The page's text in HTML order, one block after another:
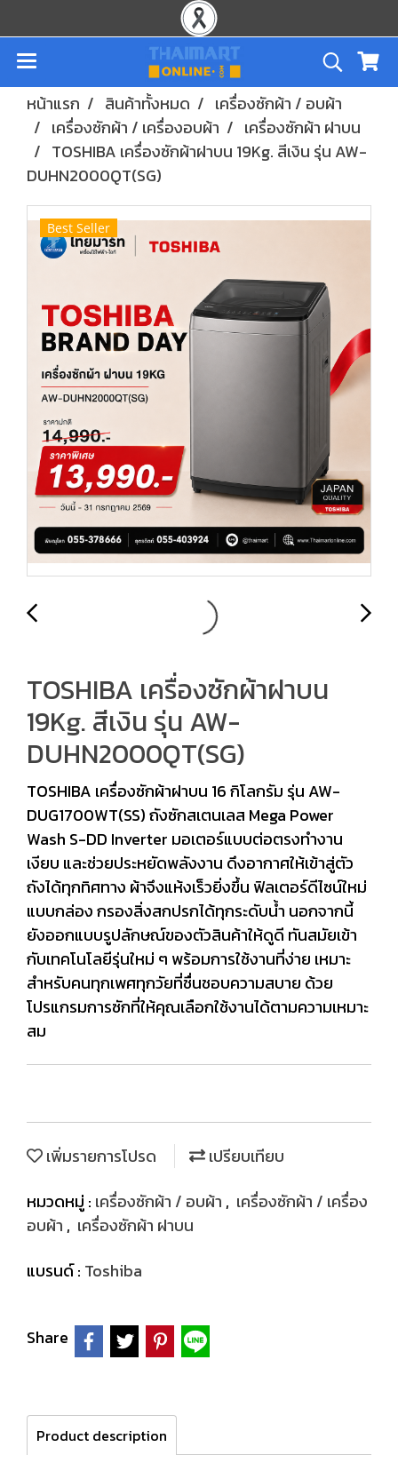
หน้าแรก สินค้าทั้งหมด
เครื่องซักผ้า / อบผ้า
เครื่องซักผ้า / เครื่องอบผ้า
เครื่องซักผ้า ฝาบน
TOSHIBA เครื่องซักผ้าฝาบน 19Kg. สีเงิน รุ่น AW-
DUHN2000QT(SG)
Best Seller
TOSHIBA เครื่องซักผ้าฝาบน
19Kg. สีเงิน รุ่น AW-
DUHN2000QT(SG)
TOSHIBA เครื่องซักผ้าฝาบน 16 กิโลกรัม รุ่น AW-
DUG1700WT(SS) ถังซักสเตนเลส Mega Power
Wash S-DD Inverter มอเตอร์แบบต่อตรงทำงาน
เงียบ และช่วยประหยัดพลังงาน ดึงอากาศให้เข้าสู่ตัว
ถังได้ทุกทิศทาง ผ้าจึงแห้งเร็วยิ่งขึ้น ฟิลเตอร์ดีไซน์ใหม่
แบบกล่อง กรองสิ่งสกปรกได้ทุกระดับน้ำ นอกจากนี้
ยังออกแบบรูปลักษณ์ของตัวสินค้าให้ดูดี ทันสมัยเข้า
กับเทคโนโลยีรุ่นใหม่ ๆ พร้อมการใช้งานที่ง่าย เหมาะ
สำหรับคนทุกเพศทุกวัยที่ชื่นชอบความสบาย ด้วย
โปรแกรมการซักที่ให้คุณเลือกใช้งานได้ตามความเหมาะ
สม
เพิ่มรายการโปรด
เปรียบเทียบ
หมวดหมู่ : เครื่องซักผ้า / อบผ้า , เครื่องซักผ้า / เครื่อง
อบผ้า , เครื่องซักผ้า ฝาบน
แบรนด์ : Toshiba
Share
Product description